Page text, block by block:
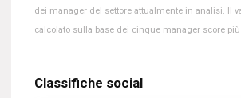
dei manager del settore attualmente in analisi. Il
calcolato sulla base dei cinque manager score
Classifiche social